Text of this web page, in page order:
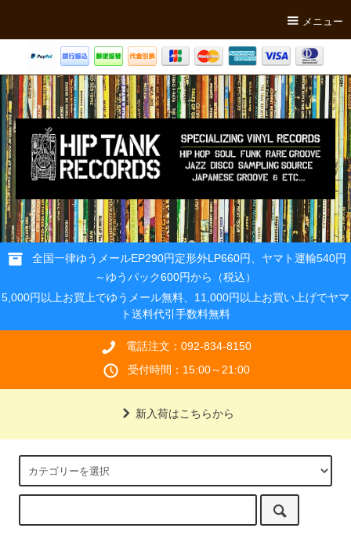
メニュー
全国一律ゆうメールEP290円定形外LP660円、ヤマト運輸540円
～ゆうパック600円から（税込）
5,000円以上お買上でゆうメール無料、11,000円以上お買い上げでヤマ
ト送料代引手数料無料
電話注文：092-834-8150
受付時間：15:00～21:00
新入荷はこちらから